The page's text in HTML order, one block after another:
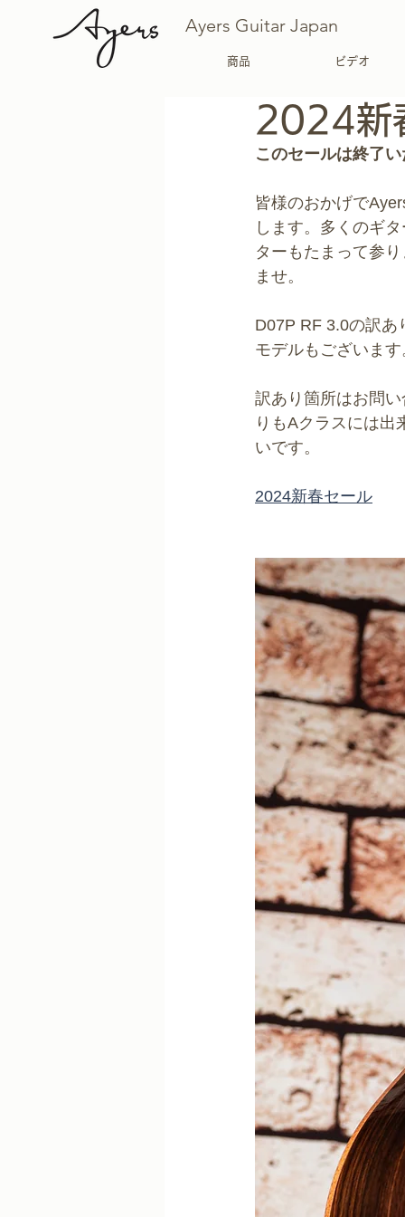
Ayers Guitar Japan
商品 ビデオ
2024新
このセールは終了
皆様のおかげで
します。多くのギ
ターもたまって参
ませ。
D07P RF 3.0の訳あ
モデルもございま
訳あり箇所はお問
りもAクラスには
いです。
2024新春セール